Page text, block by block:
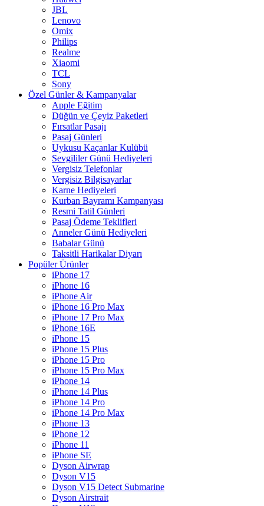
JBL
Lenovo
Omix
Philips
Realme
Xiaomi
TCL
Sony
Özel Günler & Kampanyalar
Apple Eğitim
Düğün ve Çeyiz Paketleri
Fırsatlar Pasajı
Pasaj Günleri
Uykusu Kaçanlar Kulübü
Sevgililer Günü Hediyeleri
Vergisiz Telefonlar
Vergisiz Bilgisayarlar
Karne Hediyeleri
Kurban Bayramı Kampanyası
Resmi Tatil Günleri
Pasaj Ödeme Teklifleri
Anneler Günü Hediyeleri
Babalar Günü
Taksitli Harikalar Diyarı
Popüler Ürünler
iPhone 17
iPhone 16
iPhone Air
iPhone 16 Pro Max
iPhone 17 Pro Max
iPhone 16E
iPhone 15
iPhone 15 Plus
iPhone 15 Pro
iPhone 15 Pro Max
iPhone 14
iPhone 14 Plus
iPhone 14 Pro
iPhone 14 Pro Max
iPhone 13
iPhone 12
iPhone 11
iPhone SE
Dyson Airwrap
Dyson V15
Dyson V15 Detect Submarine
Dyson Airstrait